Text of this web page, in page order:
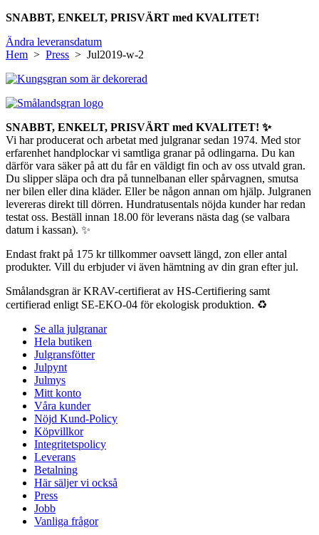
SNABBT, ENKELT, PRISVÄRT med KVALITET!
Ändra leveransdatum
Hem > Press > Jul2019-w-2
SNABBT, ENKELT, PRISVÄRT med KVALITET! ✨
Vi har producerat och arbetat med julgranar sedan 1974. Med stor
erfarenhet handplockar vi samtliga granar på odlingarna. Du kan
därför vara säker på att du får en väldigt fin och av oss utvald gran.
Du slipper släpa och dra på tunnelbanan eller spårvagnen, smutsa
ner bilen eller dina kläder. Eller be någon annan om hjälp. Julgranen
levereras direkt till dörren. Hundratusentals nöjda kunder har redan
testat oss. Beställ innan 18.00 för leverans nästa dag (se valbara
datum i kassan). ✨
Endast frakt på 175 kr tillkommer oavsett längd, zon eller antal
produkter. Vill du erbjuder vi även hämtning av din gran efter jul.
Smålandsgran är KRAV-certifierat av HS-Certifiering samt
certifierad enligt SE-EKO-04 för ekologisk produktion. ♻️
Se alla julgranar
Hela butiken
Julgransfötter
Julpynt
Julmys
Mitt konto
Våra kunder
Nöjd Kund-Policy
Köpvillkor
Integritetspolicy
Leverans
Betalning
Här säljer vi också
Press
Jobb
Vanliga frågor